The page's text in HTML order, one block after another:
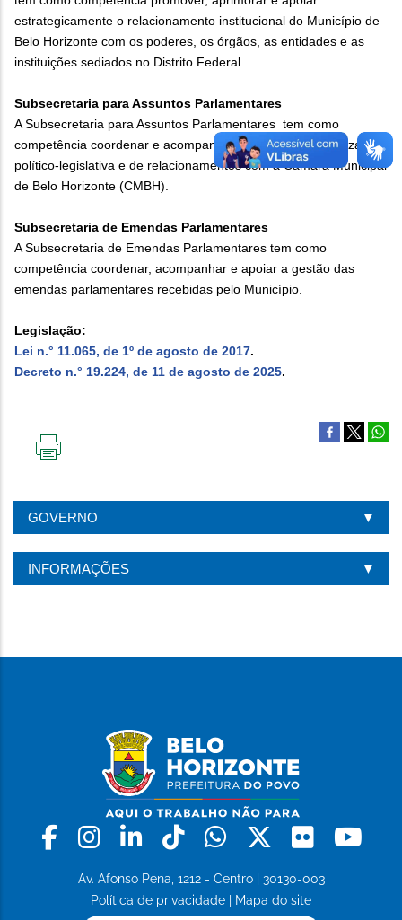
estrategicamente o relacionamento institucional do Município de
Belo Horizonte com os poderes, os órgãos, as entidades e as
instituições sediados no Distrito Federal.
Subsecretaria para Assuntos Parlamentares
A Subsecretaria para Assuntos Parlamentares tem como
competência coordenar e acompanhar as ações de natureza
político-legislativa e de relacionamentos com a Câmara Municipal
de Belo Horizonte (CMBH).
Subsecretaria de Emendas Parlamentares
A Subsecretaria de Emendas Parlamentares tem como
competência coordenar, acompanhar e apoiar a gestão das
emendas parlamentares recebidas pelo Município.
Legislação:
Lei n.° 11.065, de 1º de agosto de 2017.
Decreto n.° 19.224, de 11 de agosto de 2025.
GOVERNO
INFORMAÇÕES
Facebook
Instagram
LinkedinTiktokWhatsapp
X Flickr
Av. Afonso Pena, 1212 - Centro | 30130-003
Política de privacidade
Mapa do site